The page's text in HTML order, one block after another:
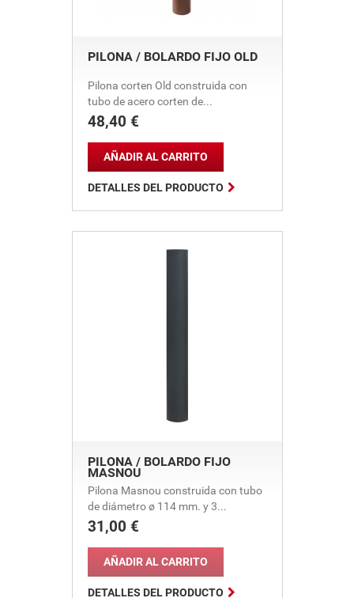
PILONA / BOLARDO FIJO OLD
Pilona corten Old construida con
tubo de acero corten de...
Precio
48,40 €

AÑADIR AL CARRITO
DETALLES DEL PRODUCTO
PILONA / BOLARDO FIJO
MASNOU
Pilona Masnou construida con tubo
de diámetro ø 114 mm. y 3...
Precio
31,00 €

AÑADIR AL CARRITO
DETALLES DEL PRODUCTO